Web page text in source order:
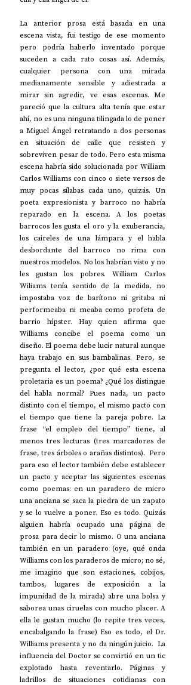
La anterior prosa está basada en una
escena vista, fui testigo de ese momento
pero podría haberlo inventado porque
suceden a cada rato cosas así. Además,
cualquier persona con una mirada
medianamente sensible y adiestrada a
mirar sin agredir, ve esas escenas. Me
pareció que la cultura alta tenía que estar
ahí, no es una ninguna tilingada lo de poner
a Miguel Ángel retratando a dos personas
en situación de calle que resisten y
sobreviven pesar de todo. Pero esta misma
escena habría sido solucionada por William
Carlos Williams con cinco o siete versos de
muy pocas sílabas cada uno, quizás. Un
poeta expresionista y barroco no habría
reparado en la escena. A los poetas
barrocos les gusta el oro y la exuberancia,
los caireles de una lámpara y el habla
desbordante del barroco no rima con
nuestros modelos. No los habrían visto y no
les gustan los pobres. William Carlos
Wiliams tenía sentido de la medida, no
impostaba voz de barítono ni gritaba ni
performeaba ni meaba como profeta de
barrio hípster. Hay quien afirma que
Williams concibe el poema como un
diseño. El poema debe lucir natural aunque
haya trabajo en sus bambalinas. Pero, se
pregunta el lector, ¿por qué esta escena
proletaria es un poema? ¿Qué los distingue
del habla normal? Pues nada, un pacto
distinto con el tiempo, el mismo pacto con
el tiempo que tiene la pareja pobre. La
frase “el empleo del tiempo” tiene, al
menos tres lecturas (tres marcadores de
frase, tres árboles o arañas distintos).  Pero
para eso el lector también debe establecer
un pacto y aceptar las siguientes escenas
como poemas: en un paradero de micro
una anciana se saca la piedra de un zapato
y se lo vuelve a poner. Eso es todo. Quizás
alguien habría ocupado una página de
prosa para decir lo mismo. O una anciana
también en un paradero (oye, qué onda
Williams con los paraderos de micro; no sé,
me imagino que son estaciones, cobijos,
tambos, lugares de exposición a la
impunidad de la mirada) abre una bolsa y
saborea unas ciruelas con mucho placer. A
ella le gustan mucho (lo repite tres veces,
encabalgando la frase) Eso es todo, el Dr.
Williams presenta y no da ningún juicio.  La
influencia del Doctor se convirtió en un tic
explotado hasta reventarlo. Páginas y
ladrillos de situaciones cotidianas con